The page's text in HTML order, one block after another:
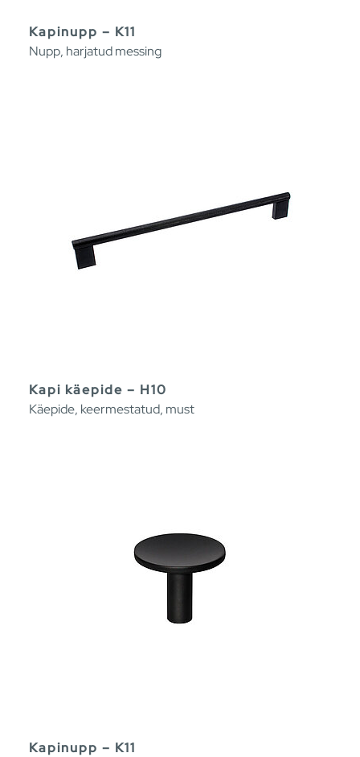
Kapinupp – K11
Nupp, harjatud messing
Kapi käepide – H10
Käepide, keermestatud, must
Kapinupp – K11